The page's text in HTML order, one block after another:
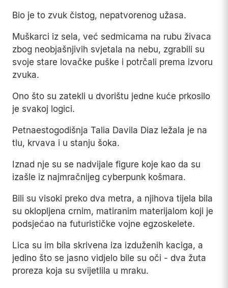
Bio je to zvuk čistog, nepatvorenog užasa.
Muškarci iz sela, već sedmicama na rubu živaca
zbog neobjašnjivih svjetala na nebu, zgrabili su
svoje stare lovačke puške i potrčali prema izvoru
zvuka.
Ono što su zatekli u dvorištu jedne kuće prkosilo
je svakoj logici.
Petnaestogodišnja Talia Davila Diaz ležala je na
tlu, krvava i u stanju šoka.
Iznad nje su se nadvijale figure koje kao da su
izašle iz najmračnijeg cyberpunk košmara.
Bili su visoki preko dva metra, a njihova tijela bila
su oklopljena crnim, matiranim materijalom koji je
podsjećao na futurističke vojne egzoskelete.
Lica su im bila skrivena iza izduženih kaciga, a
jedino što se jasno vidjelo bile su oči - dva žuta
proreza koja su svijetlila u mraku.